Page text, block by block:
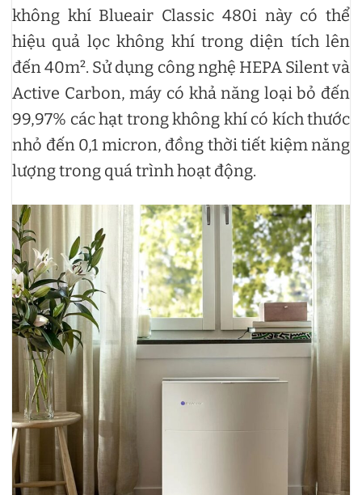
không khí Blueair Classic 480i này có thể
hiệu quả lọc không khí trong diện tích lên
đến 40m². Sử dụng công nghệ HEPA Silent và
Active Carbon, máy có khả năng loại bỏ đến
99,97% các hạt trong không khí có kích thước
nhỏ đến 0,1 micron, đồng thời tiết kiệm năng
lượng trong quá trình hoạt động.